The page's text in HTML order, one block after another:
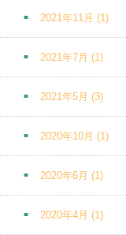
2021年11月 (1)
2021年7月 (1)
2021年5月 (3)
2020年10月 (1)
2020年6月 (1)
2020年4月 (1)